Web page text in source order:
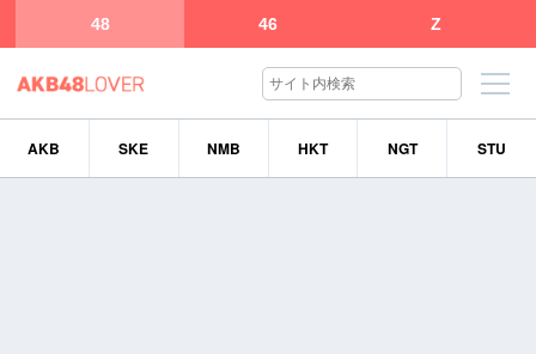
48 46 Z
AKB SKE NMB HKT NGT STU